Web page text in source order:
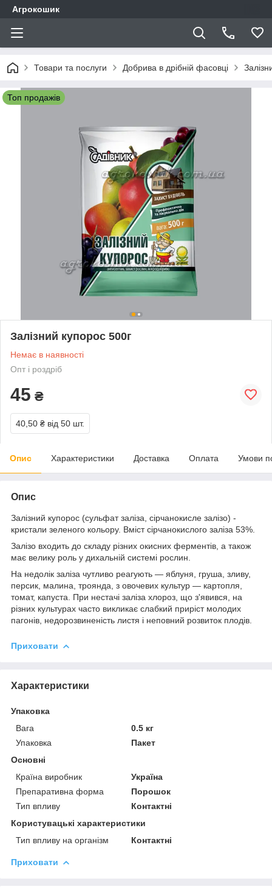
Агрокошик
Товари та послуги Добрива в дрібній фасовці
Топ продажів
Залізний купорос 500г
Немає в наявності
Опт і роздріб
45 ₴
40,50 ₴ від 50 шт.
Опис Характеристики Доставка Оплата Умови
Опис
Залізний купорос (сульфат заліза, сірчанокисле залізо) -
кристали зеленого кольору. Вміст сірчанокислого заліза 53%.
Залізо входить до складу різних окисних ферментів, а також
має велику роль у дихальній системі рослин.
На недолік заліза чутливо реагують ― яблуня, груша, зливу,
персик, малина, троянда, з овочевих культур ― картопля,
томат, капуста. При нестачі заліза хлороз, що з'явився, на
різних культурах часто викликає слабкий приріст молодих
пагонів, недорозвиненість листя і неповний розвиток плодів.
Приховати
Характеристики
Упаковка
Вага
0.5 кг
Упаковка
Пакет
Основні
Країна виробник
Україна
Препаративна форма
Порошок
Тип впливу
Контактні
Користувацькi характеристики
Тип впливу на організм
Контактні
Приховати